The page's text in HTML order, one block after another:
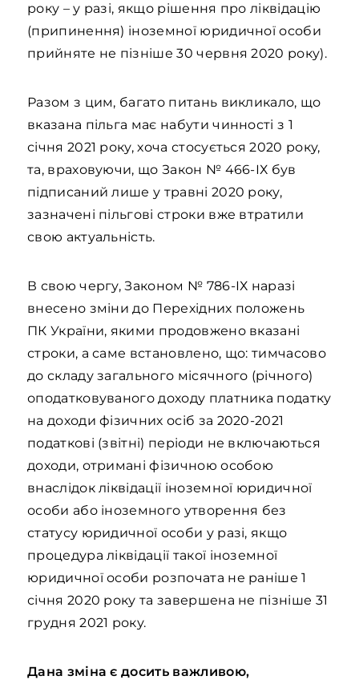
року – у разі, якщо рішення про ліквідацію
(припинення) іноземної юридичної особи
прийняте не пізніше 30 червня 2020 року).
Разом з цим, багато питань викликало, що
вказана пільга має набути чинності з 1
січня 2021 року, хоча стосується 2020 року,
та, враховуючи, що Закон № 466-ІХ був
підписаний лише у травні 2020 року,
зазначені пільгові строки вже втратили
свою актуальність.
В свою чергу, Законом № 786-ІХ наразі
внесено зміни до Перехідних положень
ПК України, якими продовжено вказані
строки, а саме встановлено, що: тимчасово
до складу загального місячного (річного)
оподатковуваного доходу платника податку
на доходи фізичних осіб за 2020-2021
податкові (звітні) періоди не включаються
доходи, отримані фізичною особою
внаслідок ліквідації іноземної юридичної
особи або іноземного утворення без
статусу юридичної особи у разі, якщо
процедура ліквідації такої іноземної
юридичної особи розпочата не раніше 1
січня 2020 року та завершена не пізніше 31
грудня 2021 року.
Дана зміна є досить важливою,